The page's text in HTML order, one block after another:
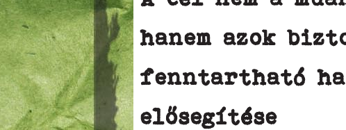
hanem azok
fenntartható
elősegítése